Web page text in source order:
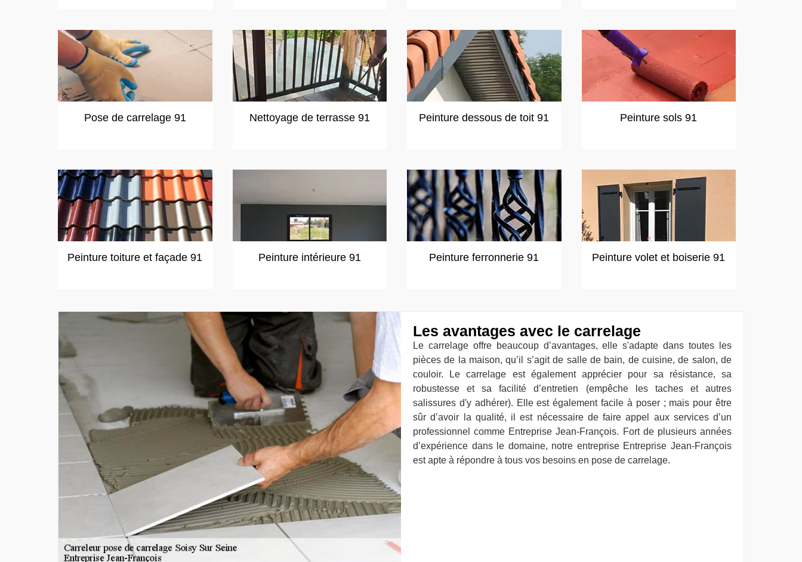
Pose de carrelage 91 Nettoyage de terrasse 91 Peinture dessous de toit 91 Peinture sols 91
Peinture toiture et façade 91 Peinture intérieure 91 Peinture ferronnerie 91 Peinture volet et boiserie 91
Les avantages avec le carrelage
Le carrelage offre beaucoup d’avantages, elle s'adapte dans toutes les
pièces de la maison, qu’il s’agit de salle de bain, de cuisine, de salon, de
couloir. Le carrelage est également apprécier pour sa résistance, sa
robustesse et sa facilité d’entretien (empêche les taches et autres
salissures d'y adhérer). Elle est également facile à poser ; mais pour être
sûr d’avoir la qualité, il est nécessaire de faire appel aux services d’un
professionnel comme Entreprise Jean-François. Fort de plusieurs années
d’expérience dans le domaine, notre entreprise Entreprise Jean-François
est apte à répondre à tous vos besoins en pose de carrelage.